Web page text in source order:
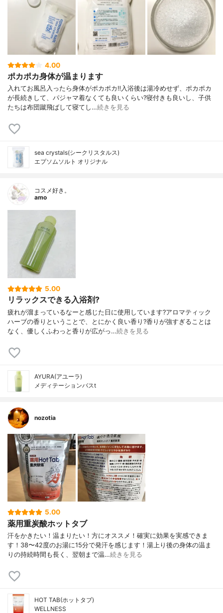
4.00
ポカポカ身体が温まります
入れてお風呂入ったら身体がポカポカ‼️⁣入浴後は湯冷めせず、ポカポカ
が長続きして、パジャマ着なくても良いくらい?⁣寝付きも良いし、子供
たちは布団蹴飛ばして寝てし…続きを見る
sea crystals(シークリスタルス)
エプソムソルト オリジナル
コスメ好き。
amo
5.00
リラックスできる入浴剤?
疲れが溜まっているなーと感じた日に使用しています?アロマティック
ハーブの香りということで、とにかく良い香り?香りが強すぎることは
なく、優しくふわっと香りが広がっ…続きを見る
AYURA(アユーラ)
メディテーションバスt
nozotia
5.00
薬用重炭酸ホットタブ
汗をかきたい！温まりたい！方にオススメ！確実に効果を実感できま
す！38〜42度のお湯に15分で発汗を感じます！湯上り後の身体の温ま
りの持続時間も長く、翌朝まで温…続きを見る
HOT TAB(ホットタブ)
WELLNESS